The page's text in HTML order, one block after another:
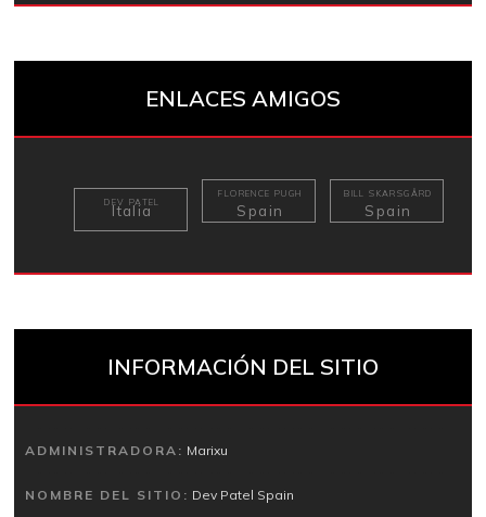
ENLACES AMIGOS
DEV PATEL
Italia
FLORENCE PUGH
Spain
BILL SKARSGÅRD
Spain
INFORMACIÓN DEL SITIO
ADMINISTRADORA: Marixu
NOMBRE DEL SITIO: Dev Patel Spain